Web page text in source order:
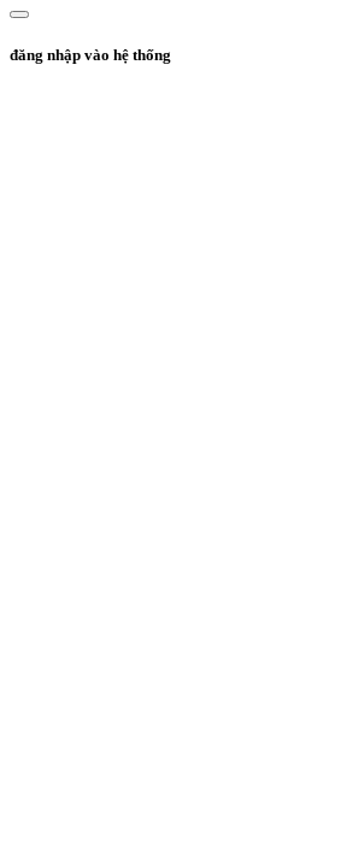
đăng nhập vào hệ thống